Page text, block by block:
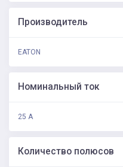
Производитель
EATON
Номинальный ток
25 А
Количество полюсов